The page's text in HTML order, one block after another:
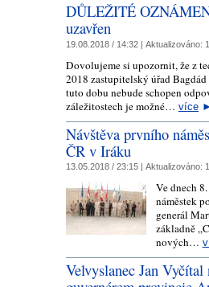
DŮLEŽITÉ
uzavřen
19.08.2018 / 14:32 | Aktualizováno:
Dovolujeme si upozornit, že z
2018 zastupitelský úřad
tuto dobu nebude schopen
záležitostech je možné… více
Návštěva prvního
ČR v Iráku
13.05.2018 / 23:15 | Aktualizováno:
Ve dnech
náměstek
generál
základně
nových…
Velvyslanec Jan